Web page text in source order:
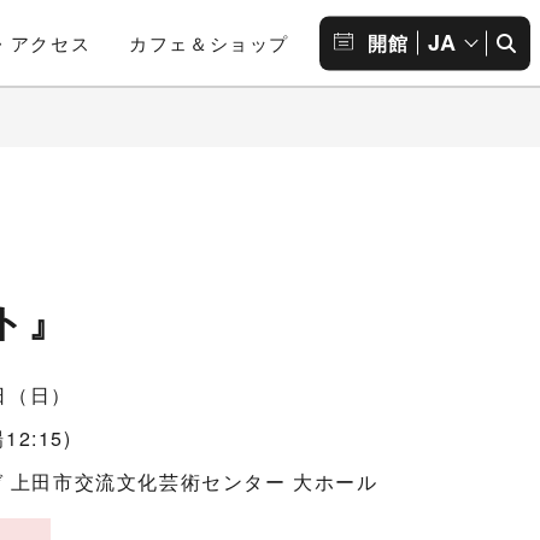
アクセス カフェ＆ショップ 開館 JA
日）
12:15)
上田市交流文化芸術センター 大ホール